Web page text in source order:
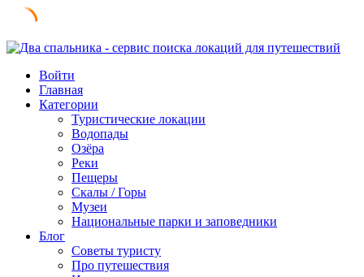
Skip
contentВойти
Главная
Категории
Туристические локации
Водопады
Озёра
Реки
Пещеры
Скалы / Горы
Музеи
Национальные парки и заповедники
Блог
Советы туристу
Про путешествия